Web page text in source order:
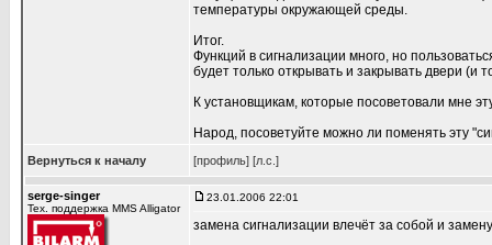
температуры окружающей среды.
Итог.
Функций в сигнализации много, но
будет только открывать и закрывать двери (и
К установщикам, которые посоветовали мне
Народ, посоветуйте можно ли поменять эту
Вернуться к началу [профиль] [л.с.]
serge-singer
Тех. поддержка MMS Alligator
23.01.2006 22:01
замена сигнализации влечёт за собой и